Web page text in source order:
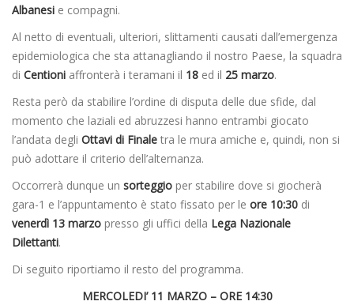
Albanesi e compagni.
Al netto di eventuali, ulteriori, slittamenti causati dall’emergenza
epidemiologica che sta attanagliando il nostro Paese, la squadra
di Centioni affronterà i teramani il 18 ed il 25 marzo.
Resta però da stabilire l’ordine di disputa delle due sfide, dal
momento che laziali ed abruzzesi hanno entrambi giocato
l’andata degli Ottavi di Finale tra le mura amiche e, quindi, non si
può adottare il criterio dell’alternanza.
Occorrerà dunque un sorteggio per stabilire dove si giocherà
gara-1 e l’appuntamento è stato fissato per le ore 10:30 di
venerdì 13 marzo presso gli uffici della Lega Nazionale
Dilettanti.
Di seguito riportiamo il resto del programma.
MERCOLEDI’ 11 MARZO – ORE 14:30